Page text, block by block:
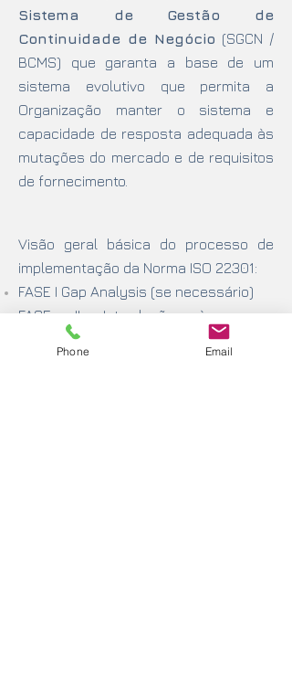
Sistema de Gestão de
Continuidade de Negócio (SGCN /
BCMS) que garanta a base de um
sistema evolutivo que permita a
Organização manter o sistema e
capacidade de resposta adequada às
mutações do mercado e de requisitos
de fornecimento.
Visão geral básica do processo de
implementação da Norma ISO 22301:
FASE I Gap Analysis (se necessário)
FASE II Introdução à norma,
Mapeamento de Processos e
Phone Email